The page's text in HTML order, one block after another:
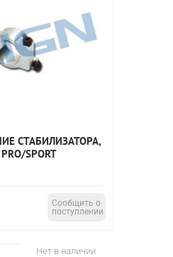
СТАБИЛИЗАТОРА,
SPORT
Сообщить о
поступлении
Нет в наличии